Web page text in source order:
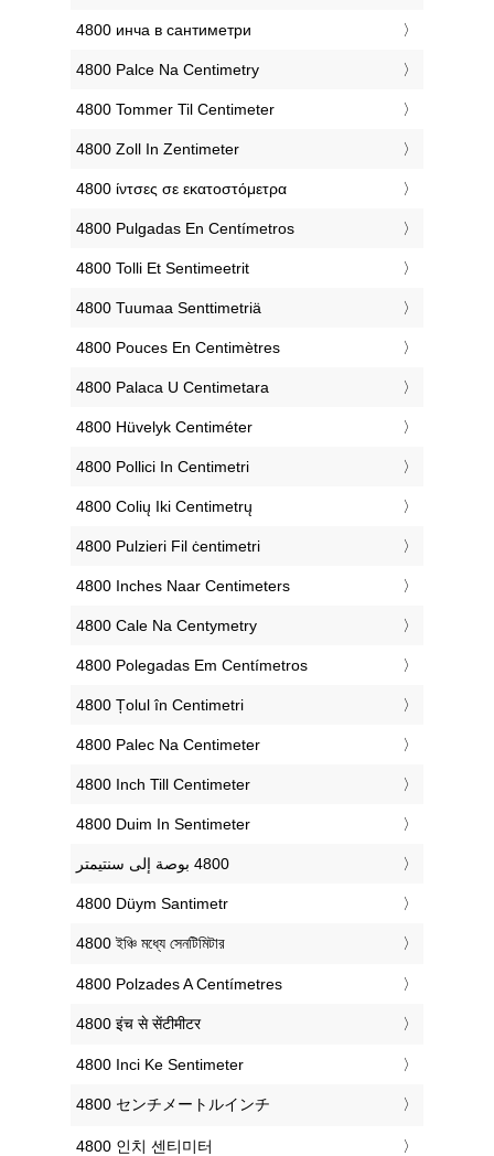
‎4800 инча в сантиметри
‎4800 Palce Na Centimetry
‎4800 Tommer Til Centimeter
‎4800 Zoll In Zentimeter
‎4800 ίντσες σε εκατοστόμετρα
‎4800 Pulgadas En Centímetros
‎4800 Tolli Et Sentimeetrit
‎4800 Tuumaa Senttimetriä
‎4800 Pouces En Centimètres
‎4800 Palaca U Centimetara
‎4800 Hüvelyk Centiméter
‎4800 Pollici In Centimetri
‎4800 Colių Iki Centimetrų
‎4800 Pulzieri Fil ċentimetri
‎4800 Inches Naar Centimeters
‎4800 Cale Na Centymetry
‎4800 Polegadas Em Centímetros
‎4800 Țolul în Centimetri
‎4800 Palec Na Centimeter
‎4800 Inch Till Centimeter
‎4800 Duim In Sentimeter
‎4800 Düym Santimetr
‎4800 ইঞ্চি মধ্যে সেনটিমিটার
‎4800 Polzades A Centímetres
‎4800 इंच से सेंटीमीटर
‎4800 Inci Ke Sentimeter
‎4800 センチメートルインチ
‎4800 인치 센티미터